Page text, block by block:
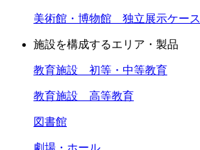
美術館・博物館 独立展示ケース
施設を構成するエリア・製品
教育施設 初等・中等教育
教育施設 高等教育
図書館
劇場・ホール